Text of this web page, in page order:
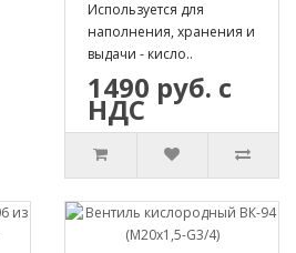
Используется для
наполнения, хранения и
выдачи - кисло..
1490 руб. с
НДС